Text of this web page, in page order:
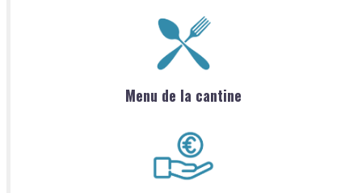
Menu de la cantine